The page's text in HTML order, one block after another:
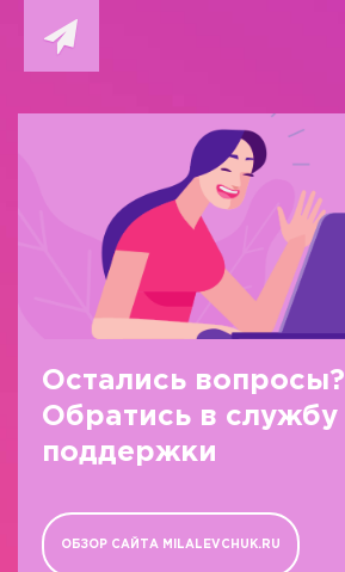
Остались вопросы?
Обратись в службу
поддержки
ОБЗОР САЙТА MILALEVCHUK.RU